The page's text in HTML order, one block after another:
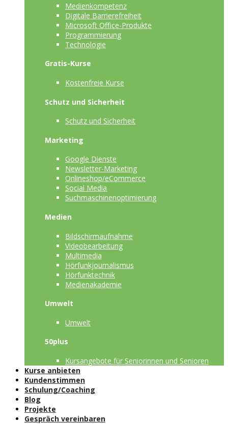
Medienkompetenz
Digitale Barrierefreiheit
Microsoft Office-Produkte
Programmierung
Technologie
Gratis-Kurse
Kostenfreie Kurse
Schutz und Sicherheit
Schutz und Sicherheit
Marketing
Google Dienste
Newsletter-Marketing
Onlineshop/eCommerce
Social Media
Suchmaschinenoptimierung
Medien
Bildschirmaufnahme
Videobearbeitung
Multimedia
Hörfunkjournalismus
Hörfunktechnik
Medienakademie
Umwelt
Umwelt
50plus
Kursangebote für Seniorinnen und Senioren
Kurse anbieten
Kundenstimmen
Schulung/Coaching
Blog
Projekte
Gespräch vereinbaren